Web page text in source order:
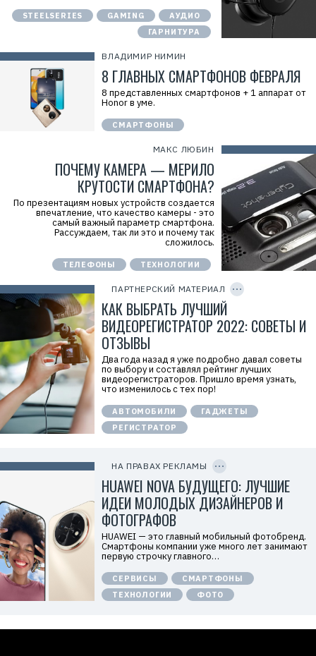
STEELSERIES GAMING
АУДИО
ГАРНИТУРА
ВЛАДИМИР НИМИН
8 ГЛАВНЫХ СМАРТФОНОВ ФЕВРАЛЯ
8 представленных смартфонов + 1 аппарат от
Honor в уме.
СМАРТФОНЫ
МАКС ЛЮБИН
ПОЧЕМУ КАМЕРА — МЕРИЛО
КРУТОСТИ СМАРТФОНА?
По презентациям новых устройств создается
впечатление, что качество камеры - это
самый важный параметр смартфона.
Рассуждаем, так ли это и почему так
сложилось.
ТЕЛЕФОНЫ ТЕХНОЛОГИИ
ПАРТНЕРСКИЙ МАТЕРИАЛ
Р
к
а
i
КАК ВЫБРАТЬ ЛУЧШИЙ
ВИДЕОРЕГИСТРАТОР 2022: СОВЕТЫ И
ОТЗЫВЫ
Два года назад я уже подробно давал советы
по выбору и составлял рейтинг лучших
видеорегистраторов. Пришло время узнать,
что изменилось с тех пор!
АВТОМОБИЛИ
ГАДЖЕТЫ
РЕГИСТРАТОР
НА ПРАВАХ РЕКЛАМЫ
а
м
E
r
d
=
2
V
f
n
x
y
T
W
c
f
M
к
л
а
д
О
О
О
«
х
к
м
п
а
н
Х
I
HUAWEI NOVA БУДУЩЕГО: ЛУЧШИЕ
ИДЕИ МОЛОДЫХ ДИЗАЙНЕРОВ И
ФОТОГРАФОВ
HUAWEI — это главный мобильный фотобренд.
Смартфоны компании уже много лет занимают
первую строчку главного…
СЕРВИСЫ
СМАРТФОНЫ
ТЕХНОЛОГИИ
ФОТО